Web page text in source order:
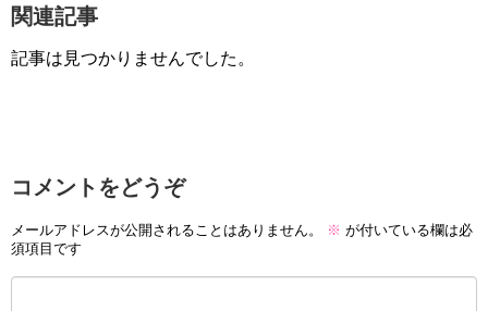
関連記事
記事は見つかりませんでした。
コメントをどうぞ
メールアドレスが公開されることはありません。 ※ が付いている欄は必
須項目です